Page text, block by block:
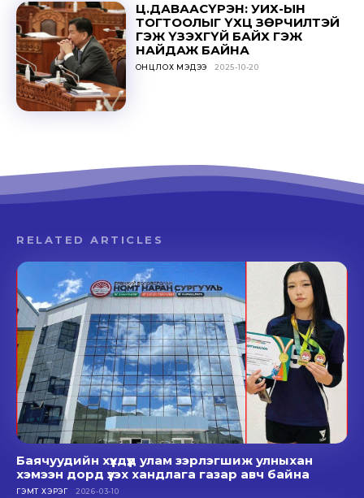
Ц.ДАВААСҮРЭН: УИХ-ЫН
ТОГТООЛЫГ ҮХЦ ЗӨРЧИЛТЭЙ
ГЭЖ ҮЗЭХГҮЙ БАЙХ ГЭЖ
НАЙДАЖ БАЙНА
ОНЦЛОХ МЭДЭЭ 2025-10-20
RELATED ARTICLES
Баячуудийн хүүхдүүд улам зэрлэгшиж улныхан
хэмээн дорд үзэх хандлага газар авч байна
ГЭМТ ХЭРЭГ 2026-03-10